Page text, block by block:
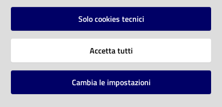
Vai alla pagina
Mappa del sito
Solo cookies tecnici
Accetta tutti
Cambia le impostazioni